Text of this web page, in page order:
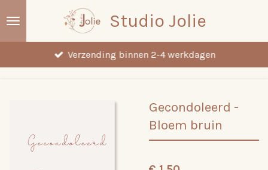
Studio Jolie
Verzending binnen 2-4 werkdagen
Gecondoleerd -
Bloem bruin